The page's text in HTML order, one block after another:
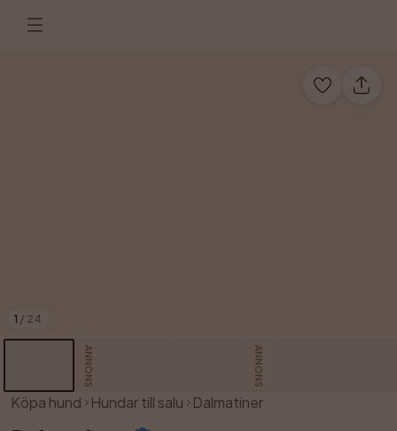
1 / 24
ANNONS ANNONS
Köpa hund Hundar till salu Dalmatiner